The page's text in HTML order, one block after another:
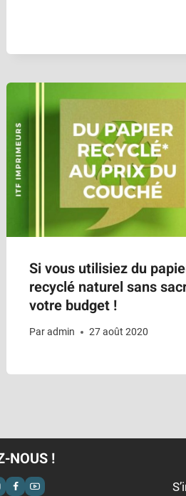
Si vous utilisiez du
recyclé naturel sans
votre budget !
Par admin 27 août 2020
NOUS !